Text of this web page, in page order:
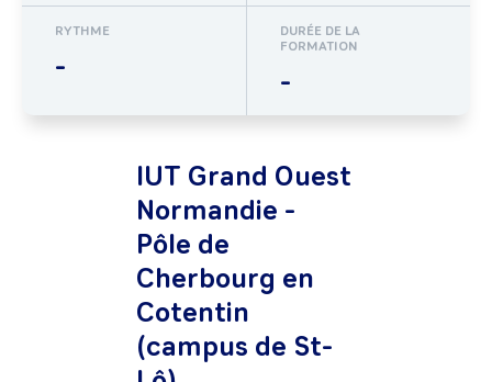
RYTHME
-
DURÉE DE LA
FORMATION
-
IUT Grand Ouest
Normandie -
Pôle de
Cherbourg en
Cotentin
(campus de St-